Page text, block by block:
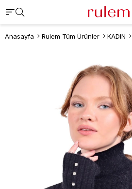
Anasayfa Rulem Tüm Ürünler KADIN